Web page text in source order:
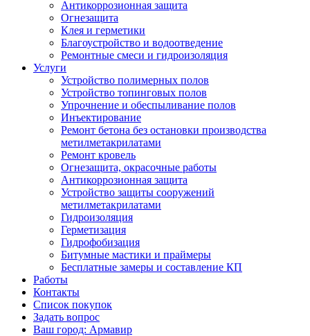
Антикоррозионная защита
Огнезащита
Клея и герметики
Благоустройство и водоотведение
Ремонтные смеси и гидроизоляция
Услуги
Устройство полимерных полов
Устройство топинговых полов
Упрочнение и обеспыливание полов
Инъектирование
Ремонт бетона без остановки производства
метилметакрилатами
Ремонт кровель
Огнезащита, окрасочные работы
Антикоррозионная защита
Устройство защиты сооружений
метилметакрилатами
Гидроизоляция
Герметизация
Гидрофобизация
Битумные мастики и праймеры
Бесплатные замеры и составление КП
Работы
Контакты
Список покупок
Задать вопрос
Ваш город: Армавир